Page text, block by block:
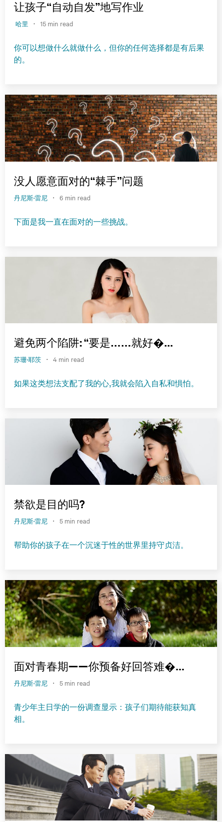
让孩子“自动自发”地写作业
哈里 · 15 min read
你可以想做什么就做什么，但你的任何选择都是有后果
的。
没人愿意面对的“棘手”问题
丹尼斯·雷尼 · 6 min read
下面是我一直在面对的一些挑战。
避免两个陷阱: “要是……就好�...
苏珊·耶茨 · 4 min read
如果这类想法支配了我的心,我就会陷入自私和惧怕。
禁欲是目的吗?
丹尼斯·雷尼 · 5 min read
帮助你的孩子在一个沉迷于性的世界里持守贞洁。
面对青春期——你预备好回答难�...
丹尼斯·雷尼 · 5 min read
青少年主日学的一份调查显示：孩子们期待能获知真
相。